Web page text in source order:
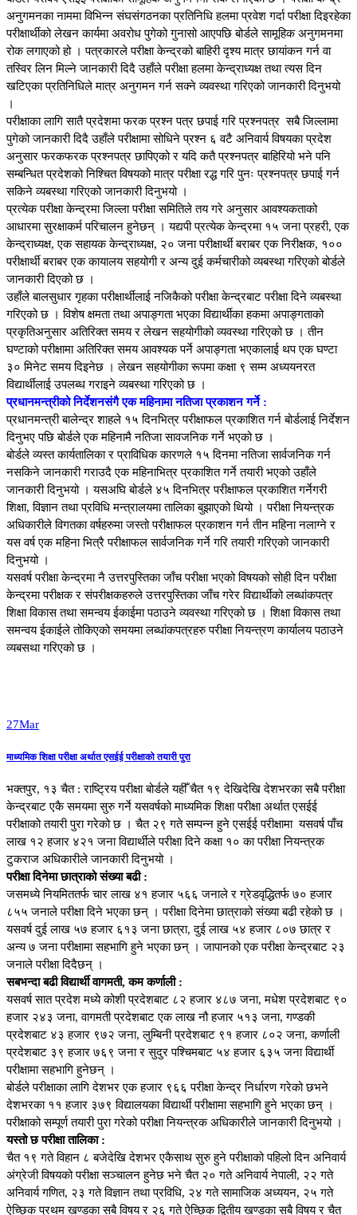
अनुगमनका नाममा विभिन्न संघसंगठनका प्रतिनिधि हलमा प्रवेश गर्दा परीक्षा दिइरहेका
परीक्षार्थीको लेखन कार्यमा अवरोध पुगेको गुनासो आएपछि बोर्डले सामूहिक अनुगमनमा
रोक लगाएको हो । पत्रकारले परीक्षा केन्द्रको बाहिरी दृश्य मात्र छायांकन गर्न वा
तस्विर लिन मिल्ने जानकारी दिदै उहाँले परीक्षा हलमा केन्द्राध्यक्ष तथा त्यस दिन
खटिएका प्रतिनिधिले मात्र अनुगमन गर्न सक्ने व्यवस्था गरिएको जानकारी दिनुभयो
।
परीक्षाका लागि सातै प्रदेशमा फरक प्रश्न पत्र छपाई गरि प्रश्नपत्र सबै जिल्लामा
पुगेको जानकारी दिदै उहाँले परीक्षामा सोधिने प्रश्न ६ वटै अनिवार्य विषयका प्रदेश
अनुसार फरकफरक प्रश्नपत्र छापिएको र यदि कतै प्रश्नपत्र बाहिरियो भने पनि
सम्बन्धित प्रदेशको निश्चित विषयको मात्र परीक्षा रद्ध गरि पुनः प्रश्नपत्र छपाई गर्न
सकिने व्यबस्था गरिएको जानकारी दिनुभयो ।
प्रत्येक परीक्षा केन्द्रमा जिल्ला परीक्षा समितिले तय गरे अनुसार आवश्यकताको
आधारमा सुरक्षाकर्म परिचालन हुनेछन् । यद्यपी प्रत्येक केन्द्रमा १५ जना प्रहरी, एक
केन्द्राध्यक्ष, एक सहायक केन्द्राध्यक्ष, २० जना परीक्षार्थी बराबर एक निरीक्षक, १००
परीक्षार्थी बराबर एक कायालय सहयोगी र अन्य दुई कर्मचारीको व्यबस्था गरिएको बोर्डले
जानकारी दिएको छ ।
उहाँले बालसुधार गृहका परीक्षार्थीलाई नजिकैको परीक्षा केन्द्रबाट परीक्षा दिने व्यबस्था
गरिएको छ । विशेष क्षमता तथा अपाङ्गता भएका विद्यार्थीका हकमा अपाङ्गताको
प्रकृतिअनुसार अतिरिक्त समय र लेखन सहयोगीको व्यवस्था गरिएको छ । तीन
घण्टाको परीक्षामा अतिरिक्त समय आवश्यक पर्ने अपाङ्गता भएकालाई थप एक घण्टा
३० मिनेट समय दिइनेछ । लेखन सहयोगीका रूपमा कक्षा ९ सम्म अध्ययनरत
विद्यार्थीलाई उपलब्ध गराइने व्यबस्था गरिएको छ ।
प्रधानमन्त्रीको निर्देशनसंगै एक महिनामा नतिजा प्रकाशन गर्ने :
प्रधानमन्त्री बालेन्द्र शाहले १५ दिनभित्र परीक्षाफल प्रकाशित गर्न बोर्डलाई निर्देशन
दिनुभए पछि बोर्डले एक महिनामै नतिजा सावजनिक गर्ने भएको छ ।
बोर्डले व्यस्त कार्यतालिका र प्राविधिक कारणले १५ दिनमा नतिजा सार्वजनिक गर्न
नसकिने जानकारी गराउदै एक महिनाभित्र प्रकाशित गर्ने तयारी भएको उहाँले
जानकारी दिनुभयो । यसअघि बोर्डले ४५ दिनभित्र परीक्षाफल प्रकाशित गर्नेगरी
शिक्षा, विज्ञान तथा प्रविधि मन्त्रालयमा तालिका बुझाएको थियो । परीक्षा नियन्त्रक
अधिकारीले विगतका वर्षहरुमा जस्तो परीक्षाफल प्रकाशन गर्न तीन महिना नलाग्ने र
यस वर्ष एक महिना भित्रै परीक्षाफल सार्वजनिक गर्ने गरि तयारी गरिएको जानकारी
दिनुभयो ।
यसवर्ष परीक्षा केन्द्रमा नै उत्तरपुस्तिका जाँच परीक्षा भएको विषयको सोही दिन परीक्षा
केन्द्रमा परीक्षक र संपरीक्षकहरुले उत्तरपुस्तिका जाँच गरेर विद्यार्थीको लब्धांकपत्र
शिक्षा विकास तथा समन्वय ईकाईमा पठाउने व्यवस्था गरिएको छ । शिक्षा विकास तथा
समन्वय ईकाईले तोकिएको समयमा लब्धांकपत्रहरु परीक्षा नियन्त्रण कार्यालय पठाउने
व्यबसथा गरिएको छ ।
27Mar
माध्यमिक शिक्षा परीक्षा अर्थात एसईई परीक्षाको तयारी पुरा
भक्तपुर, १३ चैत : राष्ट्रिय परीक्षा बोर्डले यहीँ चैत १९ देखिदेखि देशभरका सबै परीक्षा
केन्द्रबाट एकै समयमा सुरु गर्ने यसवर्षको माध्यमिक शिक्षा परीक्षा अर्थात एसईई
परीक्षाको तयारी पुरा गरेको छ । चैत २९ गते सम्पन्न हुने एसईई परीक्षामा यसवर्ष पाँच
लाख १२ हजार ४२१ जना विद्यार्थीले परीक्षा दिने कक्षा १० का परीक्षा नियन्त्रक
टुकराज अधिकारीले जानकारी दिनुभयो ।
परीक्षा दिनेमा छात्राको संख्या बढी :
जसमध्ये नियमिततर्फ चार लाख ४१ हजार ५६६ जनाले र ग्रेडवृद्धितर्फ ७० हजार
८५५ जनाले परीक्षा दिने भएका छन् । परीक्षा दिनेमा छात्राको संख्या बढी रहेको छ ।
यसवर्ष दुई लाख ५७ हजार ६१३ जना छात्रा, दुई लाख ५४ हजार ८०७ छात्र र
अन्य ७ जना परीक्षामा सहभागि हुने भएका छन् । जापानको एक परीक्षा केन्द्रबाट २३
जनाले परीक्षा दिदैछन् ।
सबभन्दा बढी विद्यार्थी वागमती, कम कर्णाली :
यसवर्ष सात प्रदेश मध्ये कोशी प्रदेशबाट ८२ हजार ४८७ जना, मधेश प्रदेशबाट ९०
हजार २४३ जना, वागमती प्रदेशबाट एक लाख नौ हजार ५१३ जना, गण्डकी
प्रदेशबाट ४३ हजार ९७२ जना, लुम्बिनी प्रदेशबाट ९१ हजार ८०२ जना, कर्णाली
प्रदेशबाट ३९ हजार ७६९ जना र सुदुर पश्चिमबाट ५४ हजार ६३५ जना विद्यार्थी
परीक्षामा सहभागि हुनेछन् ।
बोर्डले परीक्षाका लागि देशभर एक हजार ९६६ परीक्षा केन्द्र निर्धारण गरेको छभने
देशभरका ११ हजार ३७९ विद्यालयका विद्यार्थी परीक्षामा सहभागि हुने भएका छन् ।
परीक्षाको सम्पूर्ण तयारी पुरा गरेको परीक्षा नियन्त्रक अधिकारीले जानकारी दिनुभयो ।
यस्तो छ परीक्षा तालिका :
चैत १९ गते विहान ८ बजेदेखि देशभर एकैसाथ सुरु हुने परीक्षाको पहिलो दिन अनिवार्य
अंग्रेजी विषयको परीक्षा सञ्चालन हुनेछ भने चैत २० गते अनिवार्य नेपाली, २२ गते
अनिवार्य गणित, २३ गते विज्ञान तथा प्रविधि, २४ गते सामाजिक अध्ययन, २५ गते
ऐच्छिक प्रथम खण्डका सबै विषय र २६ गते ऐच्छिक द्वितीय खण्डका सबै विषय र चैत